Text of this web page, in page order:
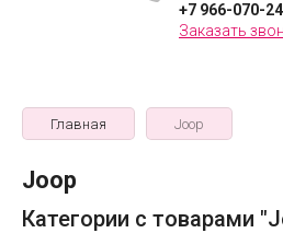
+7 966-070-
Заказать
Главная Joop
Joop
Категории с товарами